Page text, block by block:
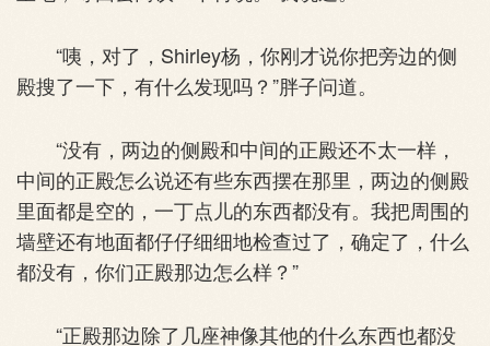
“咦，对了，Shirley杨，你刚才说你把旁边的侧
殿搜了一下，有什么发现吗？”胖子问道。
“没有，两边的侧殿和中间的正殿还不太一样，
中间的正殿怎么说还有些东西摆在那里，两边的侧殿
里面都是空的，一丁点儿的东西都没有。我把周围的
墙壁还有地面都仔仔细细地检查过了，确定了，什么
都没有，你们正殿那边怎么样？”
“正殿那边除了几座神像其他的什么东西也都没